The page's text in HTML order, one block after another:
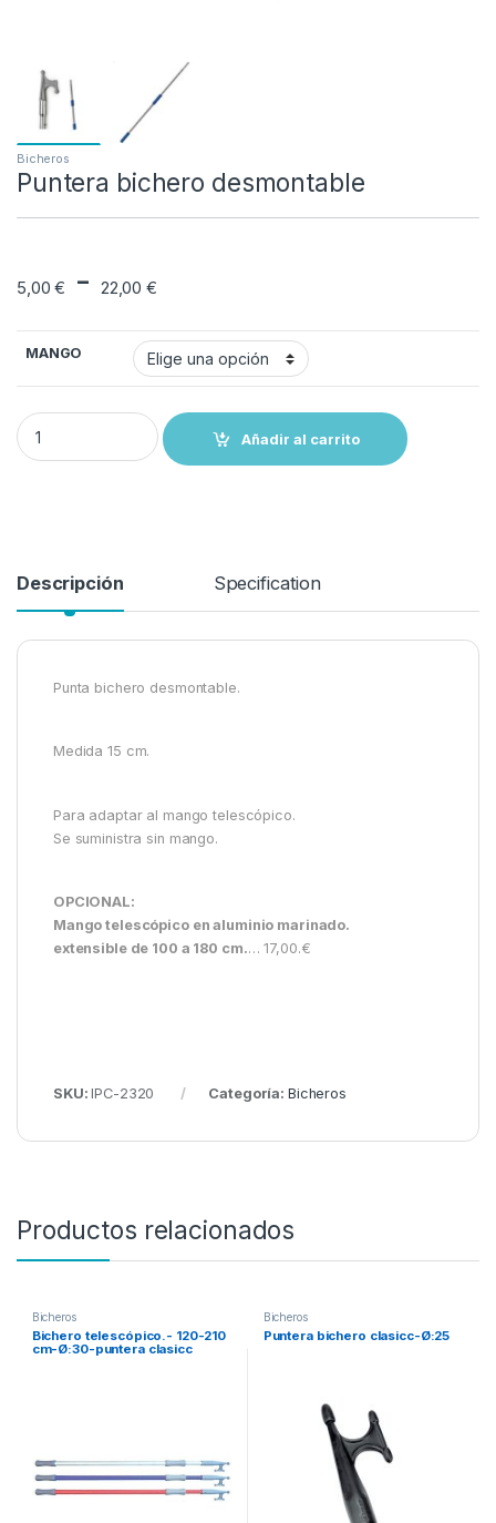
Bicheros
Puntera bichero desmontable
5,00€ - 22,00€Rango de precios:
MANGO
Puntera bichero desmontable quantity
Añadir al carrito
Descripción Specification
Punta bichero desmontable.
Medida 15 cm.
Para adaptar al mango telescópico.
Se suministra sin mango.
OPCIONAL:
Mango telescópico en aluminio marinado.
extensible de 100 a 180 cm.… 17,00.€
SKU:IPC-2320 Categoría: Bicheros
Productos relacionados
Bicheros
Bichero telescópico.- 120-210
cm-Ø:30-puntera clasicc
Bicheros
Puntera bichero clasicc-Ø:25